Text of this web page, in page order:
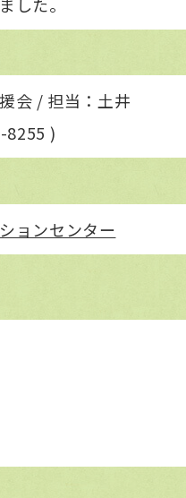
会 / 担当：土井
8255 )
ョンセンター